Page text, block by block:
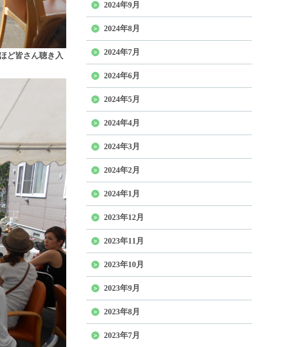
ど皆さん聴き入
2024年9月
2024年8月
2024年7月
2024年6月
2024年5月
2024年4月
2024年3月
2024年2月
2024年1月
2023年12月
2023年11月
2023年10月
2023年9月
2023年8月
2023年7月